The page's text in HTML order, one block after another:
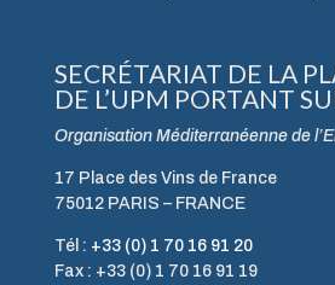
SECRÉTARIAT DE LA
DE L’UPM PORTANT
Organisation Méditerranéenne de
17 Place des Vins de France
75012 PARIS – FRANCE
Tél : +33 (0) 1 70 16 91 20
Fax : +33 (0) 1 70 16 91 19